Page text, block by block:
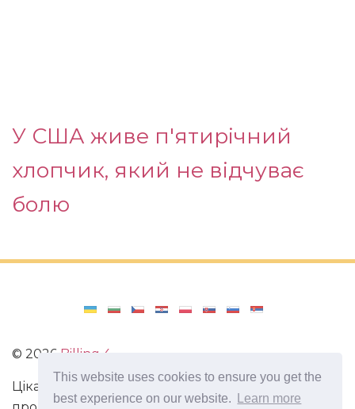
This website uses cookies to ensure you get the
best experience on our website.
Learn more
У США живе п'ятирічний
хлопчик, який не відчуває
болю
© 2026 Billing 4
Цікаві та захоплюючі факти з усього світу. Статті